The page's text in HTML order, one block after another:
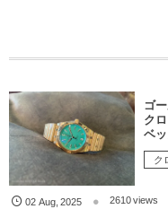
ゴ
ク
ベ
ク
02 Aug,2025 2610 views